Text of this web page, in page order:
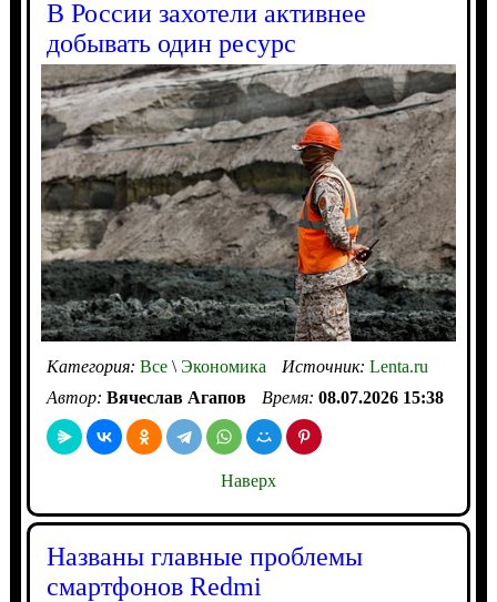
В России захотели активнее
добывать один ресурс
Категория: Все\Экономика Источник: Lenta.ru
Автор: Вячеслав Агапов Время: 08.07.2026 15:38
Наверх
Названы главные проблемы
смартфонов Redmi